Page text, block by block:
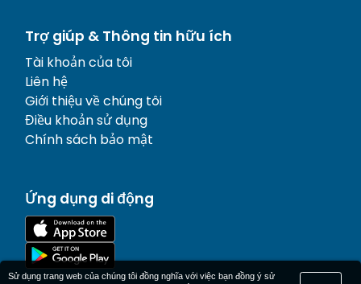
Trợ giúp & Thông tin hữu ích
Tài khoản của tôi
Liên hệ
Giới thiệu về chúng tôi
Điều khoản sử dụng
Chính sách bảo mật
Ứng dụng di động
Sử dụng trang web của chúng tôi đồng nghĩa với việc bạn đồng ý sử